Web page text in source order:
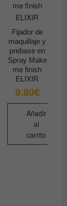
Fijador de
maquillaje y
prebase en
Spray Make
me finish
ELIXIR
9.80€
Añadir
al
carrito